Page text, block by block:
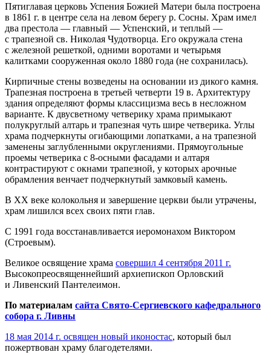
Пятиглавая церковь Успения Божией Матери была построена
в 1861 г. в центре села на левом берегу р. Сосны. Храм имел
два престола — главный — Успенский, и теплый —
с трапезной св. Николая Чудотворца. Его окружала стена
с железной решеткой, одними воротами и четырьмя
калитками сооруженная около 1880 года (не сохранилась).
Кирпичные стены возведены на основании из дикого камня.
Трапезная построена в третьей четверти 19 в. Архитектуру
здания определяют формы классицизма весь в несложном
варианте. К двусветному четверику храма примыкают
полукруглый алтарь и трапезная чуть шире четверика. Углы
храма подчеркнуты огибающими лопатками, а на трапезной
заменены заглубленными округлениями. Прямоугольные
проемы четверика с 8-осными фасадами и алтаря
контрастируют с окнами трапезной, у которых арочные
обрамления венчает подчеркнутый замковый камень.
В ХХ веке колокольня и завершение церкви были утрачены,
храм лишился всех своих пяти глав.
С 1991 года восстанавливается иеромонахом Виктором
(Строевым).
Великое освящение храма совершил 4 сентября 2011 г.
Высокопреосвященнейший архиепископ Орловский
и Ливенский Пантелеимон.
По материалам сайта Свято-Сергиевского кафедрального
собора г. Ливны
18 мая 2014 г. освящен новый иконостас, который был
пожертвован храму благодетелями.